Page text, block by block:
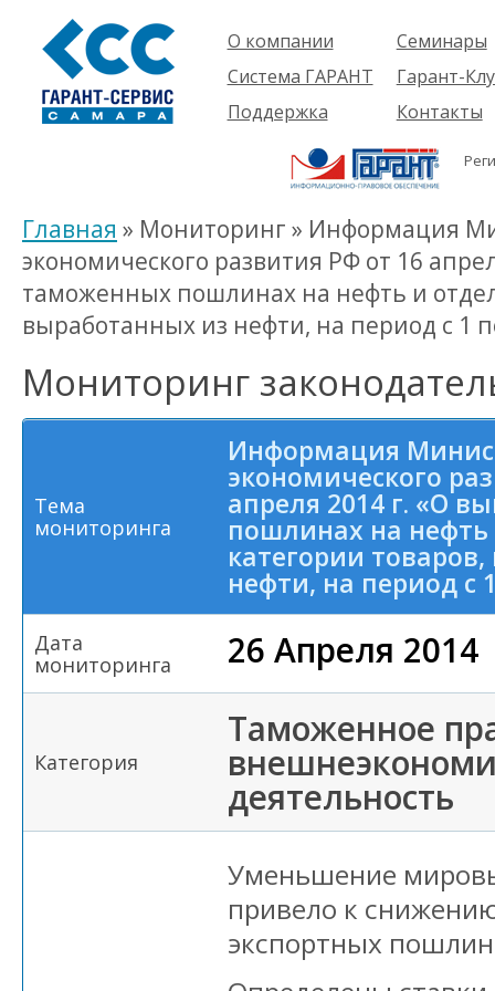
О компании
Компания
Проекты
Партнеры
Вакансии
Реквизиты
Информация
Система ГАРАНТ
О системе
решения
Комплекты
История
Поддержка
Пользователям
Будущим
пользователям
Семинары
Об услуге
семинары
Гарант-
Контакты
Главная » Мониторинг » Информация
экономического развития РФ от 16
таможенных пошлинах на нефть и
выработанных из нефти, на период с 1
Мониторинг
Тема
мониторинга
Информация
экономического
апреля 2014 г. «О
пошлинах на
категории
нефти, на период с
Дата
мониторинга
26 Апреля 2014
Категория
Таможенное
деятельность
Уменьшение
привело к
экспортных